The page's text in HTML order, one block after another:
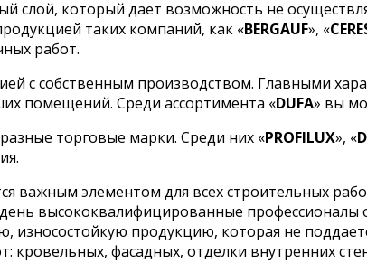
слой, который дает возможность не
таких компаний, как «BERGAUF», «
работ.
с собственным производством. Главными
помещений. Среди ассортимента «DUFA» вы
торговые марки. Среди них «PROFILUX», «
элементом для всех строительных
высококвалифицированные
износостойкую продукцию, которая не
фасадных, отделки внутренних